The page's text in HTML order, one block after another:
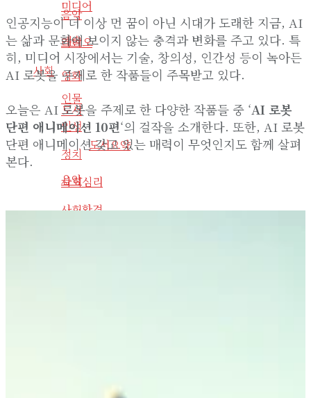
미디어
예술
영화
도서
도서요약
음악
라디오
음악
라디오
사회
인물
인생
정치
사회심리
사회환경
인공지능이 더 이상 먼 꿈이 아닌 시대가 도래한 지금, AI
는 삶과 문화에 보이지 않는 충격과 변화를 주고 있다. 특
히, 미디어 시장에서는 기술, 창의성, 인간성 등이 녹아든
AI 로봇을 주제로 한 작품들이 주목받고 있다.
오늘은 AI 로봇을 주제로 한 다양한 작품들 중 ‘AI 로봇
단편 애니메이션 10편‘의 걸작을 소개한다. 또한, AI 로봇
단편 애니메이션 갖고 있는 매력이 무엇인지도 함께 살펴
본다.